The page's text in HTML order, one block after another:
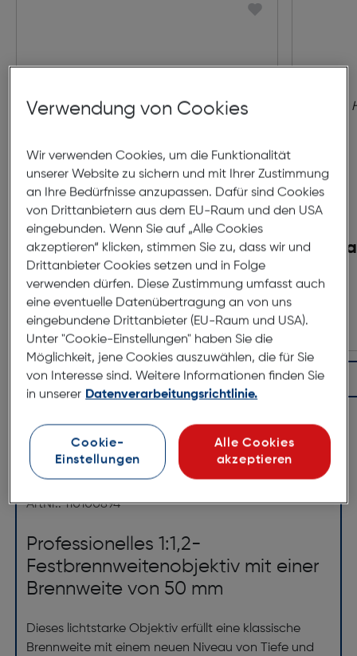
Hoya Pol Circular HD II
€ 136,90
In den Warenkorb
Produktbeschreibung
Nikkor Z 50/1,2 S
ArtNr.: 110100894
Professionelles 1:1,2-
Festbrennweitenobjektiv mit einer
Brennweite von 50 mm
Dieses lichtstarke Objektiv erfüllt eine klassische
Brennweite mit einem neuen Niveau von Tiefe und
Verwendung von Cookies
Wir verwenden Cookies, um die Funktionalität
unserer Website zu sichern und mit Ihrer Zustimmung
an Ihre Bedürfnisse anzupassen. Dafür sind Cookies
von Drittanbietern aus dem EU-Raum und den USA
eingebunden. Wenn Sie auf „Alle Cookies
akzeptieren“ klicken, stimmen Sie zu, dass wir und
Drittanbieter Cookies setzen und in Folge
verwenden dürfen. Diese Zustimmung umfasst auch
eine eventuelle Datenübertragung an von uns
eingebundene Drittanbieter (EU-Raum und USA).
Unter "Cookie-Einstellungen" haben Sie die
Möglichkeit, jene Cookies auszuwählen, die für Sie
von Interesse sind. Weitere Informationen finden Sie
in unserer Datenverarbeitungsrichtlinie.
Cookie-
Einstellungen
Alle Cookies
akzeptieren